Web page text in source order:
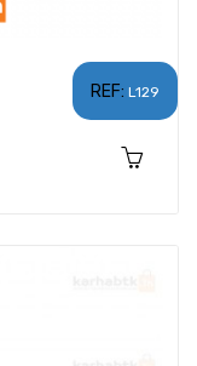
REF: L129